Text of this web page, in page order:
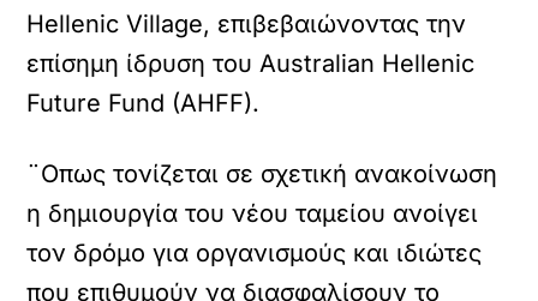
Hellenic Village, επιβεβαιώνοντας την
επίσημη ίδρυση του Australian Hellenic
Future Fund (AHFF).
¨Οπως τονίζεται σε σχετική ανακοίνωση
η δημιουργία του νέου ταμείου ανοίγει
τον δρόμο για οργανισμούς και ιδιώτες
που επιθυμούν να διασφαλίσουν το